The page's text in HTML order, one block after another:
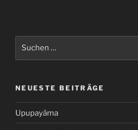
NEUESTE BEITRÄGE
Upupayāma